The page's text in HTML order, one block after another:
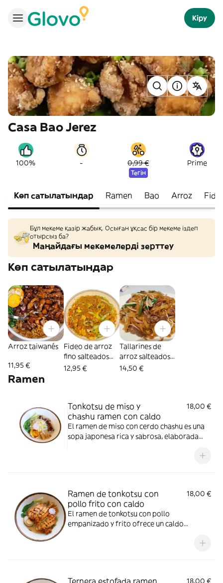
Кіру
Casa Bao Jerez
100% - 0,99 €
Тегін
Prime
Көп сатылатындар Ramen Bao Arroz
Бұл мекеме қазір жабық. Осыған ұқсас бір мекеме іздеп
отырсыз ба?
Маңайдағы мекемелерді зерттеу
Көп сатылатындар
Arroz taiwanés
11,95 €
Fideo de arroz
fino salteados
con pollo
12,95 €
Tallarines de
arroz salteados
con ternera
14,50 €
Ramen
Tonkotsu de miso y
chashu ramen con caldo
18,00 €
El ramen de miso con cerdo chashu es una
sopa japonesa rica y sabrosa, elaborada
Ramen de tonkotsu con
pollo frito con caldo
18,00 €
El ramen de tonkotsu con pollo
empanizado y frito ofrece un caldo
de fideos suaves y una crujiente pechuga de
Ternera estofada ramen
18,00 €